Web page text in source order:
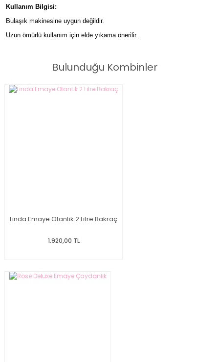
Kullanım Bilgisi:
Bulaşık makinesine uygun değildir.
Uzun ömürlü kullanım için elde yıkama önerilir.
Bulunduğu Kombinler
Linda Emaye Otantik 2 Litre Bakraç
1.920,00 TL